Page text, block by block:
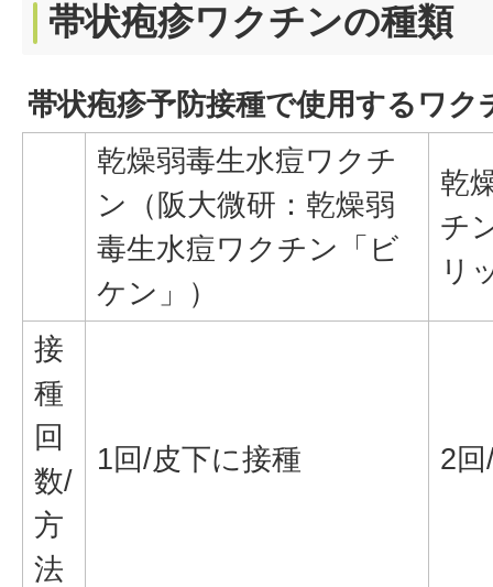
帯状疱疹ワクチンの種類
帯状疱疹予防接種で使用するワク
乾燥弱毒生水痘ワクチ
ン（阪大微研：乾燥弱
毒生水痘ワクチン「ビ
ケン」）
乾
チ
リ
接
種
回
数/
方
法
1回/皮下に接種 2